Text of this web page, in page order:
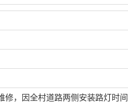
修，因全村道路两侧安装路灯时